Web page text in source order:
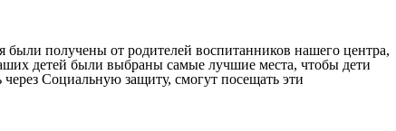
получены от родителей воспитанников нашего центра,
детей были выбраны самые лучшие места, чтобы дети
Социальную защиту, смогут посещать эти